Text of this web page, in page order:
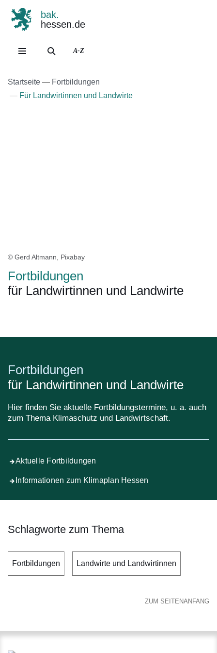
bak.
hessen.de
A-Z
Startseite
Fortbildungen
Für Landwirtinnen und Landwirte
© Gerd Altmann, Pixabay
Fortbildungen
für Landwirtinnen und Landwirte
Fortbildungen
für Landwirtinnen und Landwirte
Hier finden Sie aktuelle Fortbildungstermine, u. a. auch
zum Thema Klimaschutz und Landwirtschaft.
Aktuelle Fortbildungen
Informationen zum Klimaplan Hessen
Schlagworte zum Thema
Fortbildungen Landwirte und Landwirtinnen
ZUM SEITENANFANG